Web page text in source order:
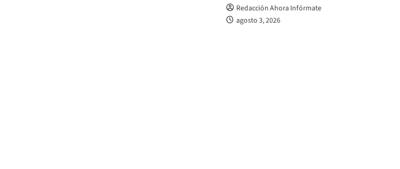
Redacción Ahora Infórmate
agosto 3, 2026